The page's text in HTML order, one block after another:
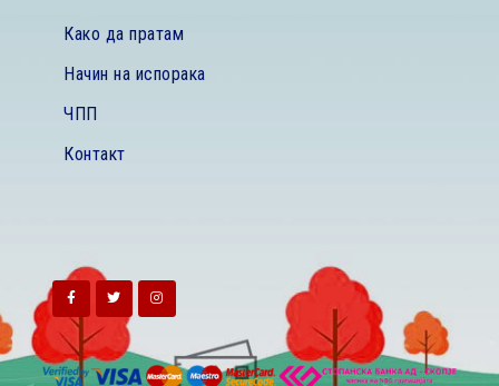
Како да пратам
Начин на испорака
ЧПП
Контакт